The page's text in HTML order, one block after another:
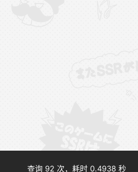
查询 92 次，耗时 0.4938 秒